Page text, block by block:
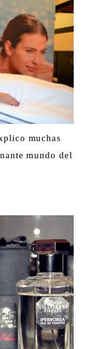
muchas
mundo del